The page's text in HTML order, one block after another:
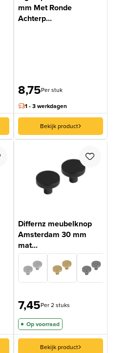
mm Met Ronde
Achterp...
8,75Per stuk
1 - 3 werkdagen
Bekijk product
Differnz meubelknop
Amsterdam 30 mm
mat...
7,45Per 2 stuks
Op voorraad
Bekijk product